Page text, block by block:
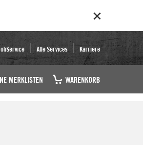
Alle Services Karriere
MERKLISTEN WARENKORB